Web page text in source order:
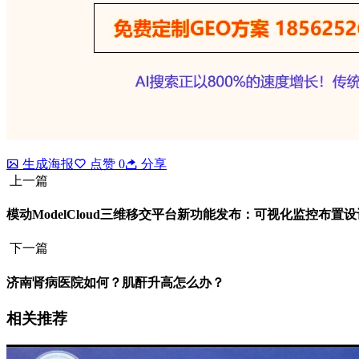
生成海报 点赞 0
分享
上一篇
模动ModelCloud三维移交平台新功能发布：可视化监控布置设
下一篇
济南肾病医院如何？肌酐升高怎么办？
相关推荐